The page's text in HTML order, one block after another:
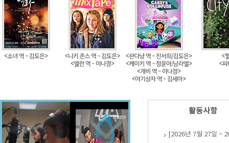
활동사항
[2026년 7월 27일 ~